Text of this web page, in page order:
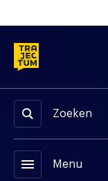
Zoeken
menu Menu